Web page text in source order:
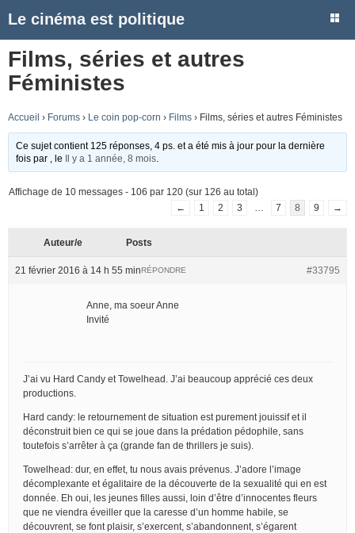
Le cinéma est politique
Films, séries et autres
Féministes
Accueil › Forums › Le coin pop-corn › Films › Films, séries et autres Féministes
Ce sujet contient 125 réponses, 4 ps. et a été mis à jour pour la dernière
fois par
, le Il y a 1 année, 8 mois
Affichage de 10 messages - 106 par 120 (sur 126 au total)
←
1 2 3 7 8 9 →
Auteur/e Posts
21 février 2016 à 14 h 55 min #33795
RÉPONDRE
Anne, ma soeur Anne
Invité
J’ai vu Hard Candy et Towelhead. J’ai beaucoup apprécié ces deux
productions.
Hard candy: le retournement de situation est purement jouissif et il
déconstruit bien ce qui se joue dans la prédation pédophile, sans
toutefois s’arrêter à ça (grande fan de thrillers je suis).
Towelhead: dur, en effet, tu nous avais prévenus. J’adore l’image
décomplexante et égalitaire de la découverte de la sexualité qui en est
donnée. Eh oui, les jeunes filles aussi, loin d’être d’innocentes fleurs
que ne viendra éveiller que la caresse d’un homme habile, se
découvrent, se font plaisir, s’exercent, s’abandonnent, s’égarent